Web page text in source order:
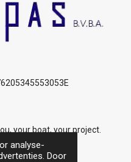
analyse-
Door
your boat, your project.